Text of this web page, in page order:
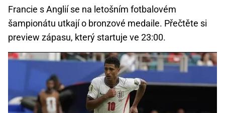
Francie s Anglií se na letošním fotbalovém
šampionátu utkají o bronzové medaile. Přečtěte si
preview zápasu, který startuje ve 23:00.